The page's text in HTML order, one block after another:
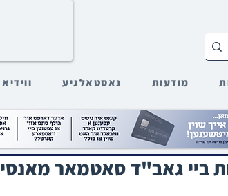
מודעות נאסטאלגיע ווידיא
ביי גאב"ד סאטמאר מאנסי